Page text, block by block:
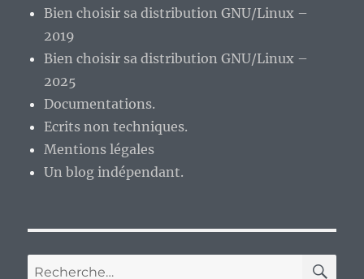
Bien choisir sa distribution GNU/Linux –
2019
Bien choisir sa distribution GNU/Linux –
2025
Documentations.
Ecrits non techniques.
Mentions légales
Un blog indépendant.
Recherche